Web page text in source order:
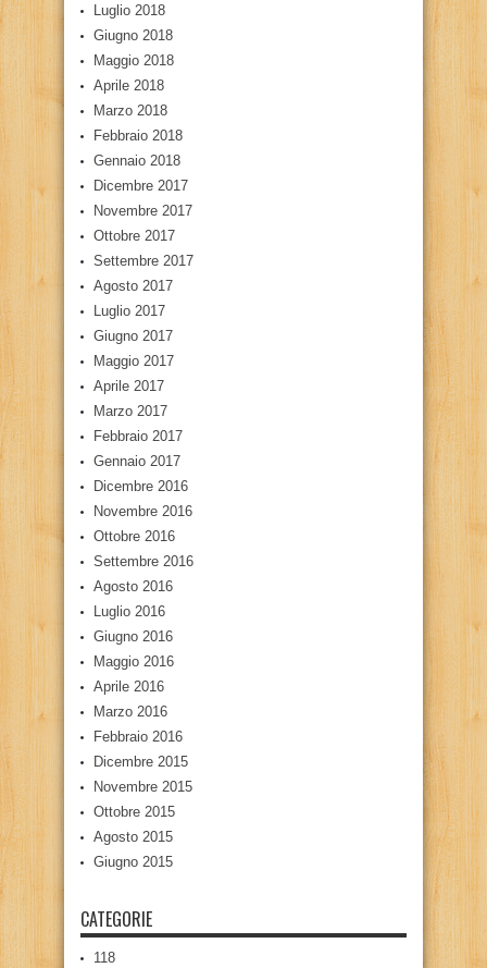
Luglio 2018
Giugno 2018
Maggio 2018
Aprile 2018
Marzo 2018
Febbraio 2018
Gennaio 2018
Dicembre 2017
Novembre 2017
Ottobre 2017
Settembre 2017
Agosto 2017
Luglio 2017
Giugno 2017
Maggio 2017
Aprile 2017
Marzo 2017
Febbraio 2017
Gennaio 2017
Dicembre 2016
Novembre 2016
Ottobre 2016
Settembre 2016
Agosto 2016
Luglio 2016
Giugno 2016
Maggio 2016
Aprile 2016
Marzo 2016
Febbraio 2016
Dicembre 2015
Novembre 2015
Ottobre 2015
Agosto 2015
Giugno 2015
CATEGORIE
118